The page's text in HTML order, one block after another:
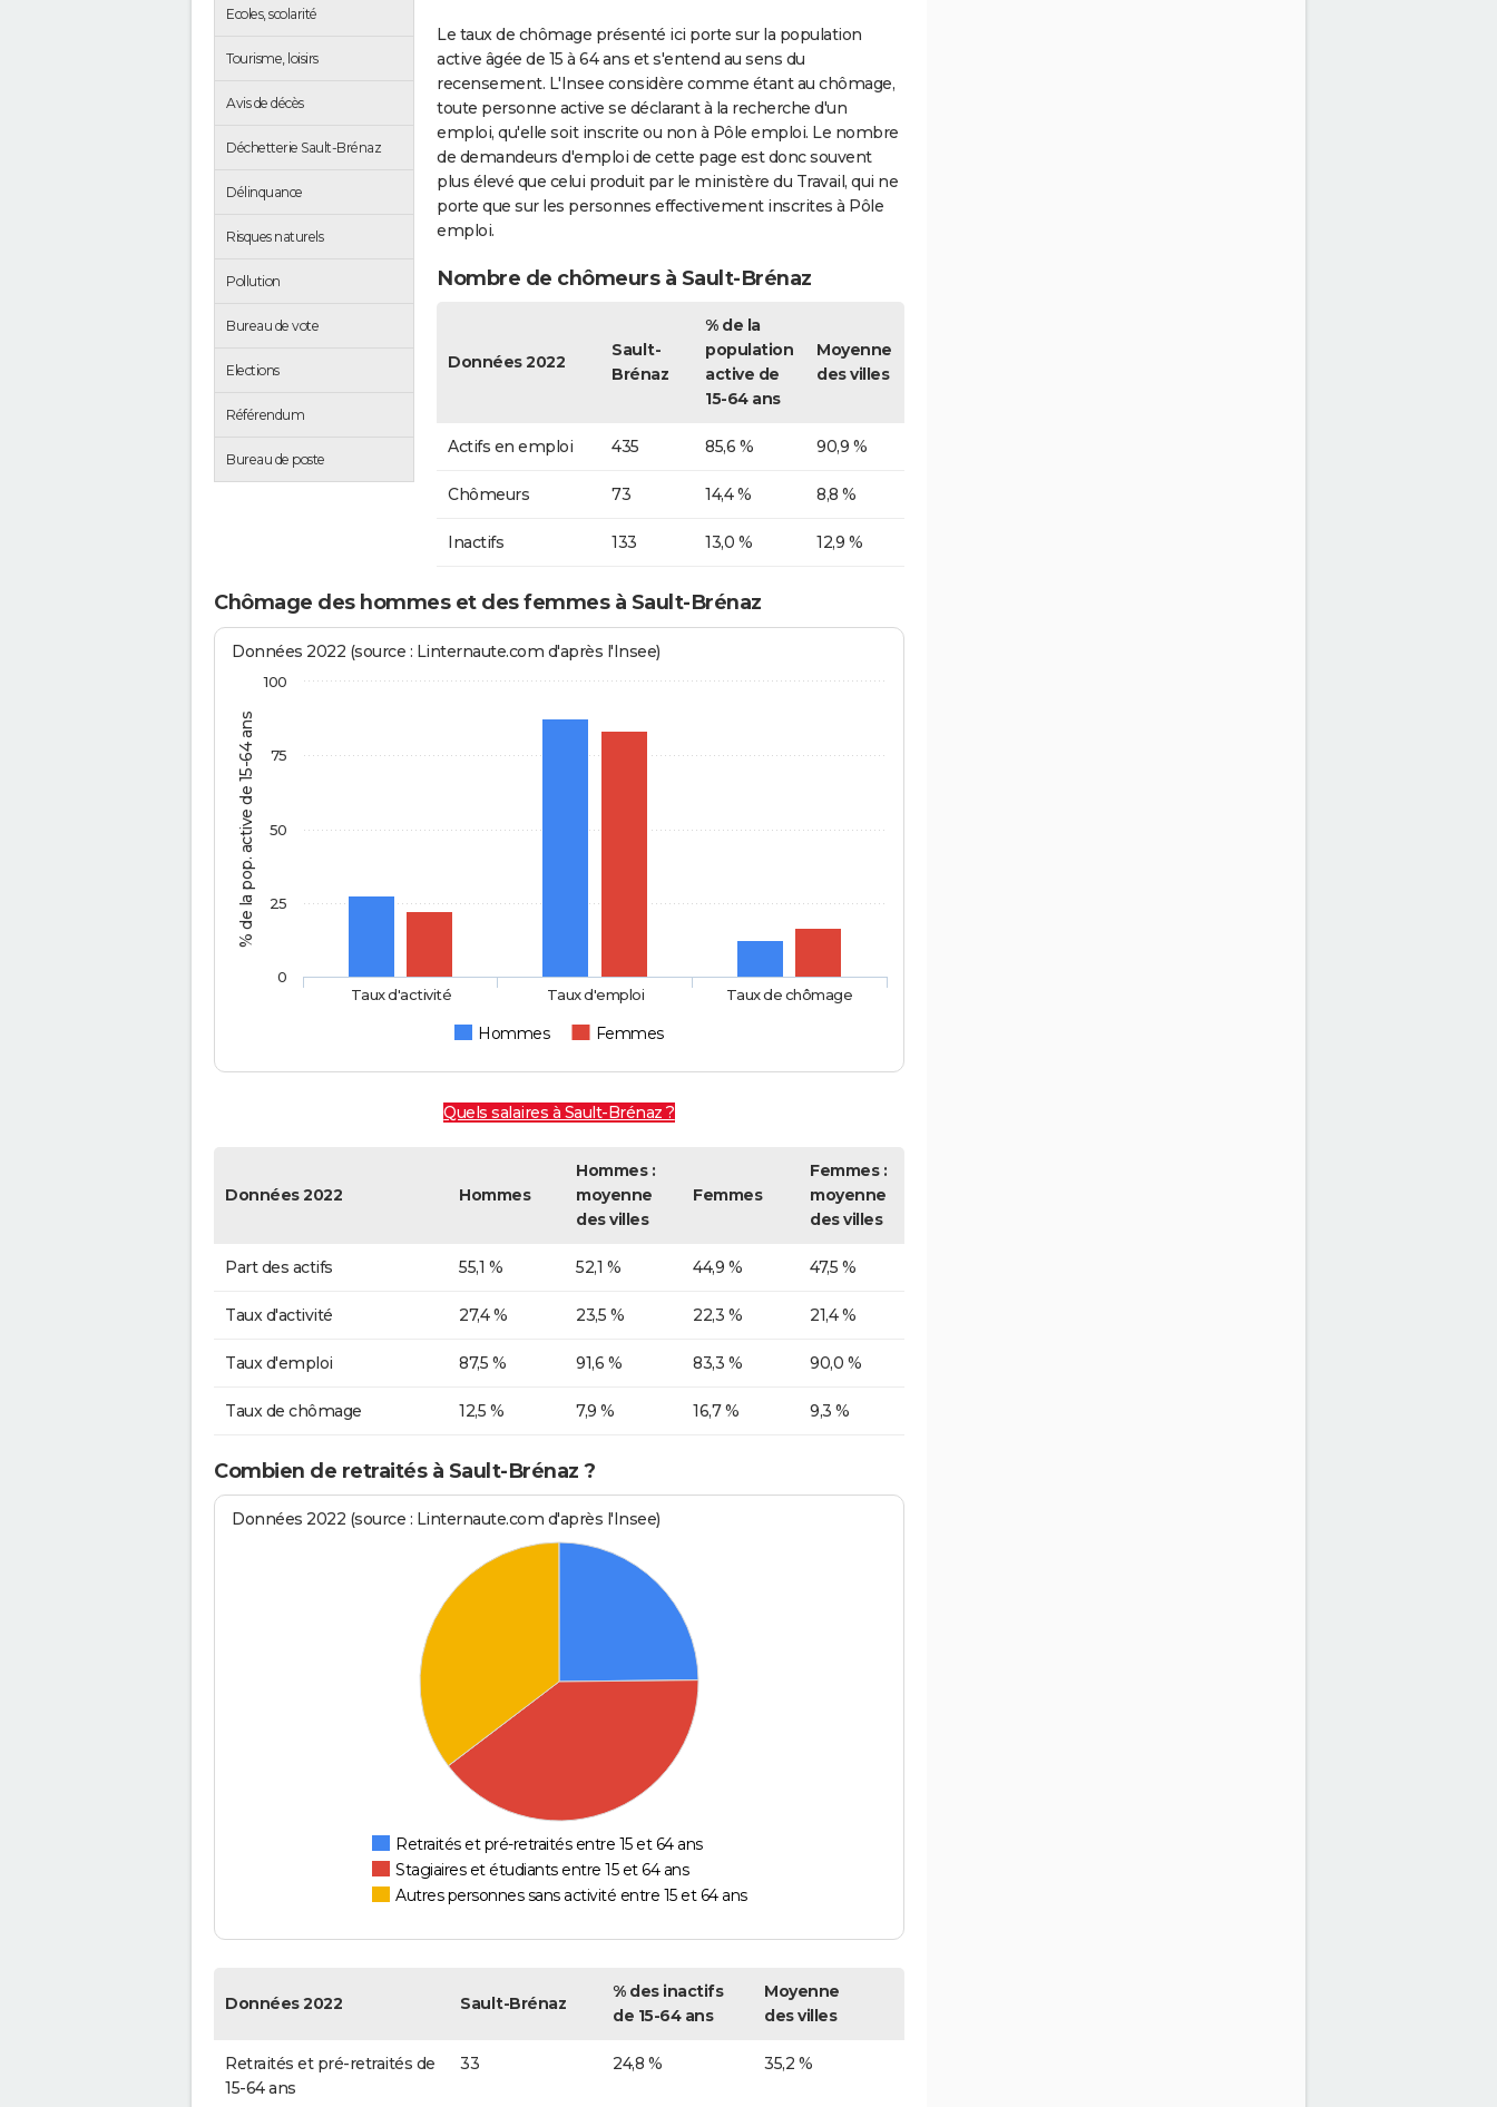
Ecoles, scolarité
Tourisme, loisirs
Avis de décès
Déchetterie Sault-Brénaz
Délinquance
Risques naturels
Pollution
Bureau de vote
Elections
Référendum
Bureau de poste
Le taux de chômage présenté ici porte sur la population
active âgée de 15 à 64 ans et s'entend au sens du
recensement. L'Insee considère comme étant au chômage,
toute personne active se déclarant à la recherche d'un
emploi, qu'elle soit inscrite ou non à Pôle emploi. Le nombre
de demandeurs d'emploi de cette page est donc souvent
plus élevé que celui produit par le ministère du Travail, qui ne
porte que sur les personnes effectivement inscrites à Pôle
emploi.
Nombre de chômeurs à Sault-Brénaz
Données 2022
Sault-
Brénaz
% de la
population
active de
15-64 ans
Moyenne
des villes
Actifs en emploi 435 85,6 % 90,9 %
Chômeurs 73 14,4 % 8,8 %
Inactifs 133 13,0 % 12,9 %
Chômage des hommes et des femmes à Sault-Brénaz
% de la pop. active de 15-64 ans
Données 2022 (source : Linternaute.com d'après l'Insee)
Hommes Femmes
Taux d'activité Taux d'emploi Taux de chômage
0
25
50
75
100
Quels salaires à Sault-Brénaz ?
Données 2022 Hommes
Hommes :
moyenne
des villes
Femmes
Femmes :
moyenne
des villes
Part des actifs 55,1 % 52,1 % 44,9 % 47,5 %
Taux d'activité 27,4 % 23,5 % 22,3 % 21,4 %
Taux d'emploi 87,5 % 91,6 % 83,3 % 90,0 %
Taux de chômage 12,5 % 7,9 % 16,7 % 9,3 %
Combien de retraités à Sault-Brénaz ?
Données 2022 (source : Linternaute.com d'après l'Insee)
Retraités et pré-retraités entre 15 et 64 ans
Stagiaires et étudiants entre 15 et 64 ans
Autres personnes sans activité entre 15 et 64 ans
Données 2022 Sault-Brénaz
% des inactifs
de 15-64 ans
Moyenne
des villes
Retraités et pré-retraités de
15-64 ans
33 24,8 % 35,2 %